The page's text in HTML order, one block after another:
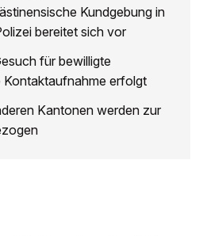
Kundgebung in
bereitet sich vor
für bewilligte
Kontaktaufnahme erfolgt
Kantonen werden zur